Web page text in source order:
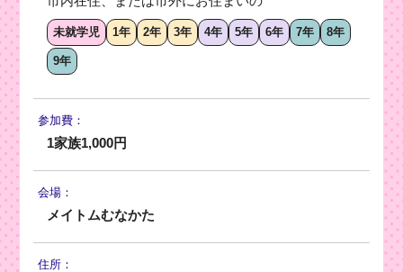
未就学児 1年 2年 3年 4年 5年 6年 7年 8年
9年
参加費：
1家族1,000円
会場：
メイトムむなかた
住所：